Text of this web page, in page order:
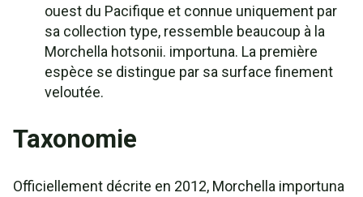
ouest du Pacifique et connue uniquement par
sa collection type, ressemble beaucoup à la
Morchella hotsonii. importuna. La première
espèce se distingue par sa surface finement
veloutée.
Taxonomie
Officiellement décrite en 2012, Morchella importuna